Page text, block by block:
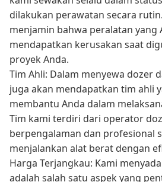
dilakukan perawatan secara
menjamin bahwa peralatan yang
mendapatkan kerusakan saat
proyek Anda.
Tim Ahli: Dalam menyewa dozer
juga akan mendapatkan tim ahli
membantu Anda dalam
Tim kami terdiri dari operator
berpengalaman dan profesional
menjalankan alat berat dengan
Harga Terjangkau: Kami
adalah salah satu aspek yang